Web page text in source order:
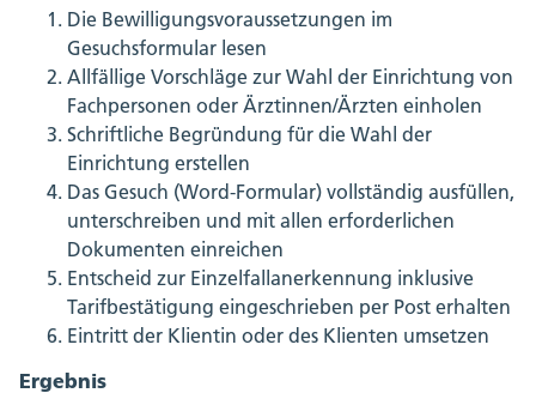
Die Bewilligungsvoraussetzungen im
Gesuchsformular lesen
Allfällige Vorschläge zur Wahl der Einrichtung von
Fachpersonen oder Ärztinnen/Ärzten einholen
Schriftliche Begründung für die Wahl der
Einrichtung erstellen
Das Gesuch (Word-Formular) vollständig ausfüllen,
unterschreiben und mit allen erforderlichen
Dokumenten einreichen
Entscheid zur Einzelfallanerkennung inklusive
Tarifbestätigung eingeschrieben per Post erhalten
Eintritt der Klientin oder des Klienten umsetzen
Ergebnis